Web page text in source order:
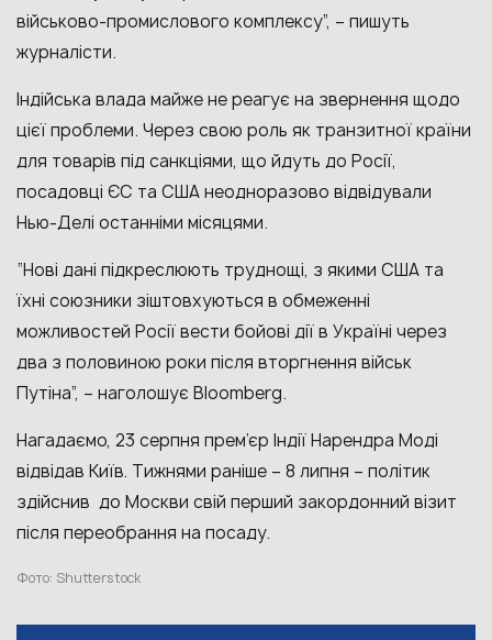
військово-промислового комплексу”, – пишуть
журналісти.
Індійська влада майже не реагує на звернення щодо
цієї проблеми. Через свою роль як транзитної країни
для товарів під санкціями, що йдуть до Росії,
посадовці ЄС та США неодноразово відвідували
Нью-Делі останніми місяцями.
“Нові дані підкреслюють труднощі, з якими США та
їхні союзники зіштовхуються в обмеженні
можливостей Росії вести бойові дії в Україні через
два з половиною роки після вторгнення військ
Путіна”, – наголошує Bloomberg.
Нагадаємо, 23 серпня прем’єр Індії Нарендра Моді
відвідав Київ. Тижнями раніше – 8 липня – політик
здійснив до Москви свій перший закордонний візит
після переобрання на посаду.
Фото: Shutterstock